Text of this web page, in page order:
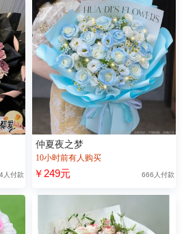
人付款
仲夏夜之梦
10小时前有人购买
￥249元 666人付款